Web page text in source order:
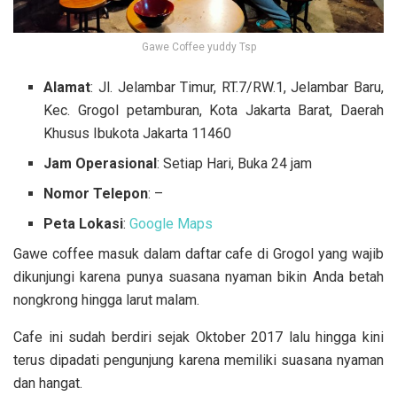
Gawe Coffee yuddy Tsp
Alamat: Jl. Jelambar Timur, RT.7/RW.1, Jelambar Baru,
Kec. Grogol petamburan, Kota Jakarta Barat, Daerah
Khusus Ibukota Jakarta 11460
Jam Operasional: Setiap Hari, Buka 24 jam
Nomor Telepon: –
Peta Lokasi:Google Maps
Gawe coffee masuk dalam daftar cafe di Grogol yang wajib
dikunjungi karena punya suasana nyaman bikin Anda betah
nongkrong hingga larut malam.
Cafe ini sudah berdiri sejak Oktober 2017 lalu hingga kini
terus dipadati pengunjung karena memiliki suasana nyaman
dan hangat.